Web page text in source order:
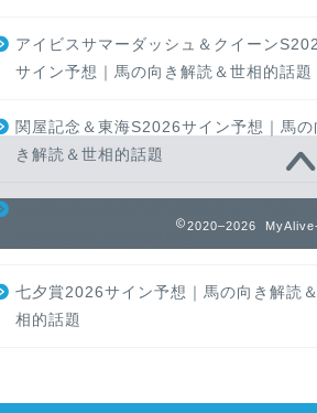
アイビスサマーダッシュ＆クイーン
サイン予想｜馬の向き解読＆世相的話題
関屋記念＆東海S2026サイン予想｜馬の
き解読＆世相的話題
七夕賞2026サイン予想｜馬の向き解読
相的話題
2020–2026